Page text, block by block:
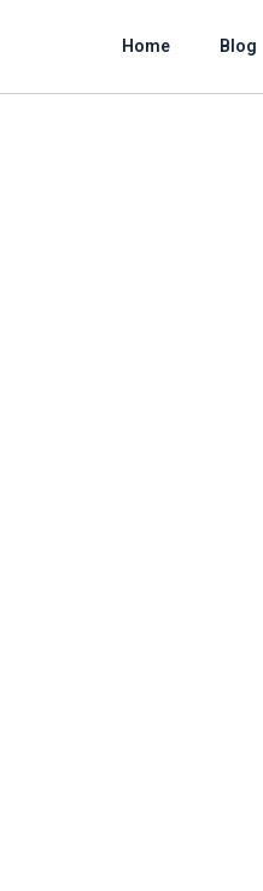
Home Blog